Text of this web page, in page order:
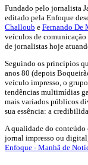
Fundado pelo jornalista
editado pela Enfoque
Challoub e Fernando De
veículos de comunicação
de jornalistas hoje
Seguindo os princípios
anos 80 (depois
veículo impresso, o
tendências multimídias
mais variados públicos
sua essência: a
A qualidade do conteúdo
jornal impresso ou
Enfoque - Manhã de